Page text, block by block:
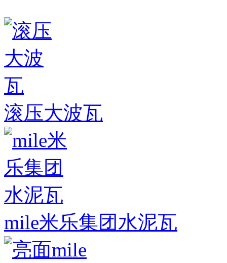
滚压大波瓦
mile米乐集团水泥瓦